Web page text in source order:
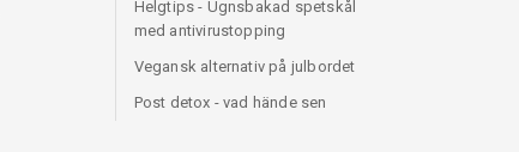
Helgtips - Ugnsbakad spetskål
med antivirustopping
Vegansk alternativ på julbordet
Post detox - vad hände sen